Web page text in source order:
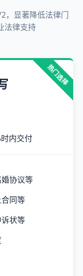
，显著降低法律门
法律支持
热门选择
内交付
协议等
同等
状等